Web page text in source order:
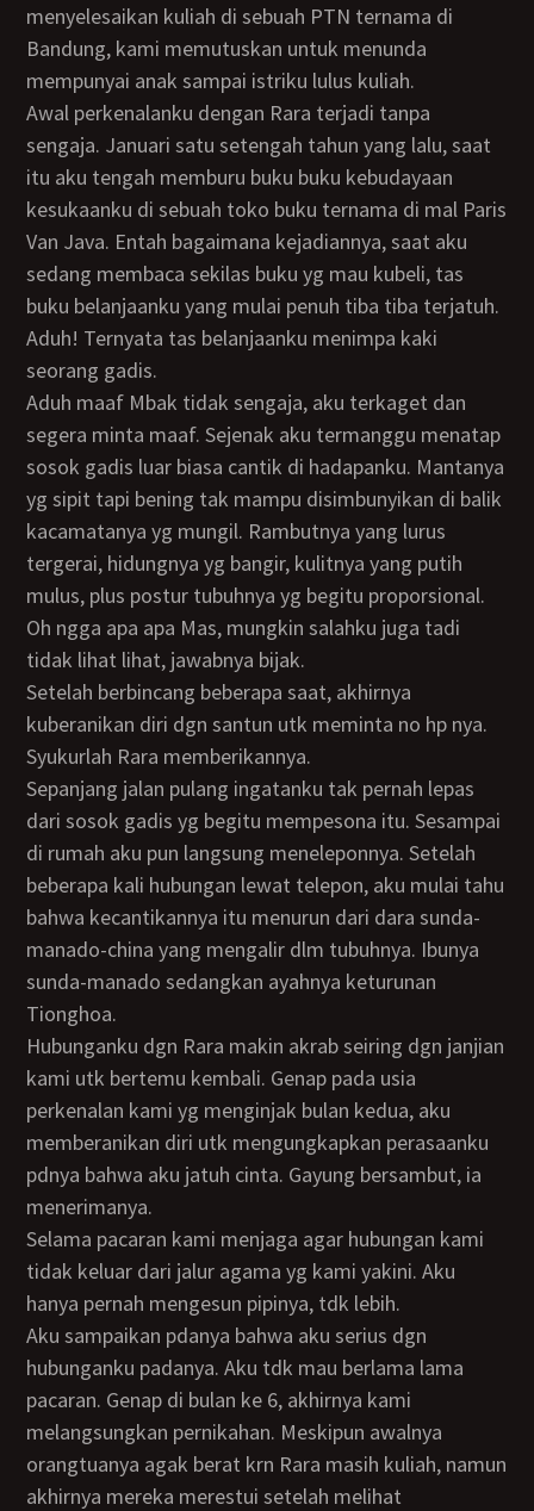
menyelesaikan kuliah di sebuah PTN ternama di
Bandung, kami memutuskan untuk menunda
mempunyai anak sampai istriku lulus kuliah.
Awal perkenalanku dengan Rara terjadi tanpa
sengaja. Januari satu setengah tahun yang lalu, saat
itu aku tengah memburu buku buku kebudayaan
kesukaanku di sebuah toko buku ternama di mal Paris
Van Java. Entah bagaimana kejadiannya, saat aku
sedang membaca sekilas buku yg mau kubeli, tas
buku belanjaanku yang mulai penuh tiba tiba terjatuh.
Aduh! Ternyata tas belanjaanku menimpa kaki
seorang gadis.
Aduh maaf Mbak tidak sengaja, aku terkaget dan
segera minta maaf. Sejenak aku termanggu menatap
sosok gadis luar biasa cantik di hadapanku. Mantanya
yg sipit tapi bening tak mampu disimbunyikan di balik
kacamatanya yg mungil. Rambutnya yang lurus
tergerai, hidungnya yg bangir, kulitnya yang putih
mulus, plus postur tubuhnya yg begitu proporsional.
Oh ngga apa apa Mas, mungkin salahku juga tadi
tidak lihat lihat, jawabnya bijak.
Setelah berbincang beberapa saat, akhirnya
kuberanikan diri dgn santun utk meminta no hp nya.
Syukurlah Rara memberikannya.
Sepanjang jalan pulang ingatanku tak pernah lepas
dari sosok gadis yg begitu mempesona itu. Sesampai
di rumah aku pun langsung meneleponnya. Setelah
beberapa kali hubungan lewat telepon, aku mulai tahu
bahwa kecantikannya itu menurun dari dara sunda-
manado-china yang mengalir dlm tubuhnya. Ibunya
sunda-manado sedangkan ayahnya keturunan
Tionghoa.
Hubunganku dgn Rara makin akrab seiring dgn janjian
kami utk bertemu kembali. Genap pada usia
perkenalan kami yg menginjak bulan kedua, aku
memberanikan diri utk mengungkapkan perasaanku
pdnya bahwa aku jatuh cinta. Gayung bersambut, ia
menerimanya.
Selama pacaran kami menjaga agar hubungan kami
tidak keluar dari jalur agama yg kami yakini. Aku
hanya pernah mengesun pipinya, tdk lebih.
Aku sampaikan pdanya bahwa aku serius dgn
hubunganku padanya. Aku tdk mau berlama lama
pacaran. Genap di bulan ke 6, akhirnya kami
melangsungkan pernikahan. Meskipun awalnya
orangtuanya agak berat krn Rara masih kuliah, namun
akhirnya mereka merestui setelah melihat